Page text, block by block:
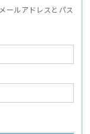
メールアドレスとパス